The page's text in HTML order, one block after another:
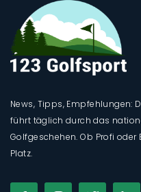
News, Tipps, Empfehlungen:
führt täglich durch das
Golfgeschehen. Ob Profi
Platz.